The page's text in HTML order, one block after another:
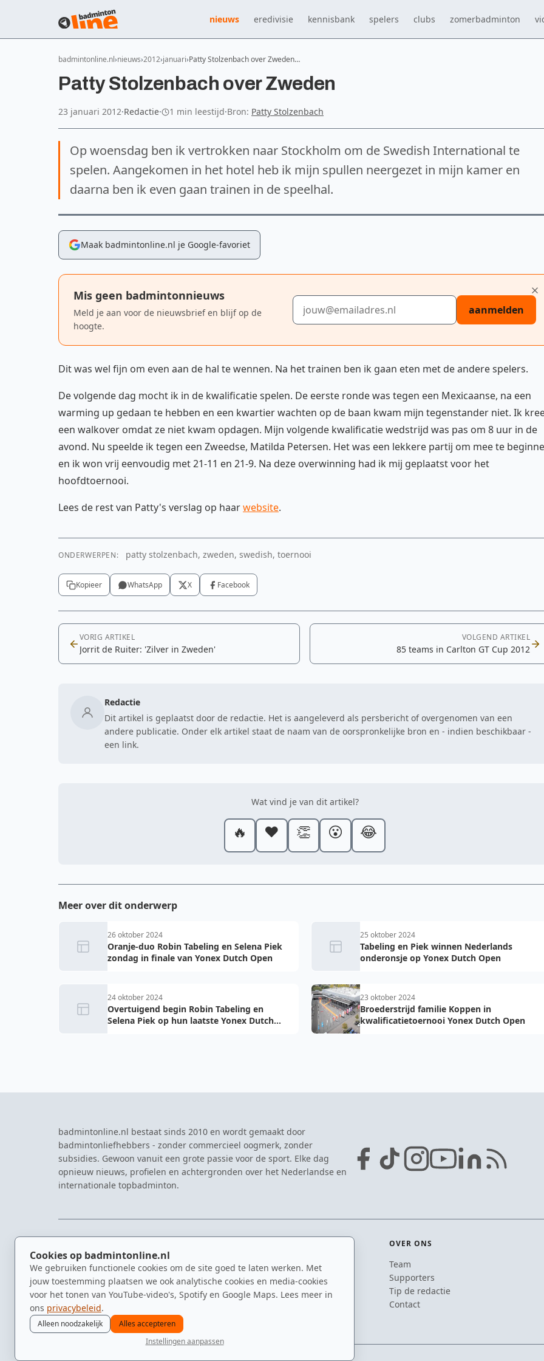
Cookies op badmintonline.nl
We gebruiken functionele cookies om de site goed te laten werken. Met
jouw toestemming plaatsen we ook analytische cookies en media-cookies
voor het tonen van YouTube-video's, Spotify en Google Maps. Lees meer in
ons privacybeleid.
Alleen noodzakelijk
Alles accepteren
Instellingen aanpassen
nieuws eredivisie kennisbank spelers clubs zomerbadminton
badmintonline.nl nieuws 2012 januari Patty Stolzenbach over Zweden…
Patty Stolzenbach over Zweden
23 januari 2012·Redactie· 1 min leestijd·Bron: Patty Stolzenbach
Op woensdag ben ik vertrokken naar Stockholm om de Swedish International te
spelen. Aangekomen in het hotel heb ik mijn spullen neergezet in mijn kamer en
daarna ben ik even gaan trainen in de speelhal.
Maak badmintonline.nl je Google-favoriet
Mis geen badmintonnieuws
Meld je aan voor de nieuwsbrief en blijf op de
hoogte.
E-mailadres
aanmelden
Dit was wel fijn om even aan de hal te wennen. Na het trainen ben ik gaan eten met de andere spelers.
De volgende dag mocht ik in de kwalificatie spelen. De eerste ronde was tegen een Mexicaanse, na een
warming up gedaan te hebben en een kwartier wachten op de baan kwam mijn tegenstander niet. Ik
een walkover omdat ze niet kwam opdagen. Mijn volgende kwalificatie wedstrijd was pas om 8 uur in de
avond. Nu speelde ik tegen een Zweedse, Matilda Petersen. Het was een lekkere partij om mee te
en ik won vrij eenvoudig met 21-11 en 21-9. Na deze overwinning had ik mij geplaatst voor het
hoofdtoernooi.
Lees de rest van Patty's verslag op haarwebsite.
ONDERWERPEN: patty stolzenbach, zweden, swedish, toernooi
Kopieer WhatsApp X Facebook
VORIG ARTIKEL
Jorrit de Ruiter: 'Zilver in Zweden'
VOLGEND ARTIKEL
85 teams in Carlton GT Cup 2012
Redactie
Dit artikel is geplaatst door de redactie. Het is aangeleverd als persbericht of overgenomen van een
andere publicatie. Onder elk artikel staat de naam van de oorspronkelijke bron en - indien beschikbaar -
een link.
Wat vind je van dit artikel?
🔥 ❤️ 👏 😮 😂
Meer over dit onderwerp
26 oktober 2024
Oranje-duo Robin Tabeling en Selena Piek
zondag in finale van Yonex Dutch Open
25 oktober 2024
Tabeling en Piek winnen Nederlands
onderonsje op Yonex Dutch Open
24 oktober 2024
Overtuigend begin Robin Tabeling en
Selena Piek op hun laatste Yonex Dutch
23 oktober 2024
Broederstrijd familie Koppen in
kwalificatietoernooi Yonex Dutch Open
badmintonline.nl bestaat sinds 2010 en wordt gemaakt door
badmintonliefhebbers - zonder commercieel oogmerk, zonder
subsidies. Gewoon vanuit een grote passie voor de sport. Elke dag
opnieuw nieuws, profielen en achtergronden over het Nederlandse en
internationale topbadminton.
Nieuws
Kennisbank
Spelers
Clubs
Video's
Eredivisie
NK Badminton
Dutch Open
Zomerbadminton
OVER ONS
Team
Supporters
Tip de redactie
Contact